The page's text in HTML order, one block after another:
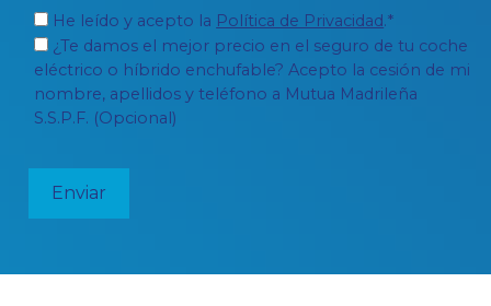
He leído y acepto la Política de Privacidad.*
¿Te damos el mejor precio en el seguro de tu coche
eléctrico o híbrido enchufable? Acepto la cesión de mi
nombre, apellidos y teléfono a Mutua Madrileña
S.S.P.F. (Opcional)